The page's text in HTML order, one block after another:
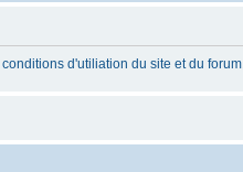
conditions d'utiliation du site et du forum